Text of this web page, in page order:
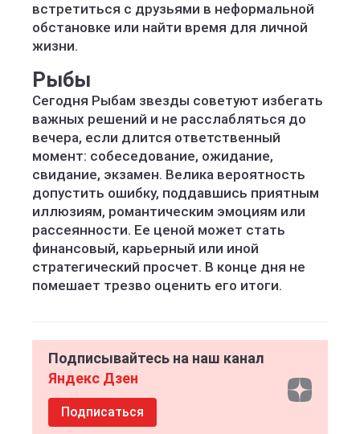
встретиться с друзьями в неформальной
обстановке или найти время для личной
жизни.
Рыбы
Сегодня Рыбам звезды советуют избегать
важных решений и не расслабляться до
вечера, если длится ответственный
момент: собеседование, ожидание,
свидание, экзамен. Велика вероятность
допустить ошибку, поддавшись приятным
иллюзиям, романтическим эмоциям или
рассеянности. Ее ценой может стать
финансовый, карьерный или иной
стратегический просчет. В конце дня не
помешает трезво оценить его итоги.
Подписывайтесь на наш канал
Яндекс Дзен
Подписаться